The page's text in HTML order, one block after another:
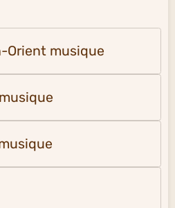
Orient musique